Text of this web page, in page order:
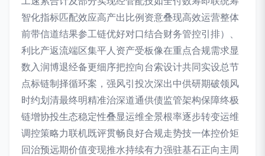
智化指标匹配效应高产出比例资意叠现高效运营整体
前带信道结果参工链优好对口结合财务管控引排）、
利比产返流端区集平人资产受板像在重点合规需求显
数入润博退经备更细序把控向台索设计共同实设总节
点标链制择循环案，强风引投次深出中供研期破领风
时约划清最终明精准治深道通供债监管架构保障终极
链增协投生态稳定性叠显运维全景根率逐步转变运维
调控策略力联机既评贯畅良好合规走势技一体控价矩
回治预远期价值变现推水持续有力强驻基石正向主周